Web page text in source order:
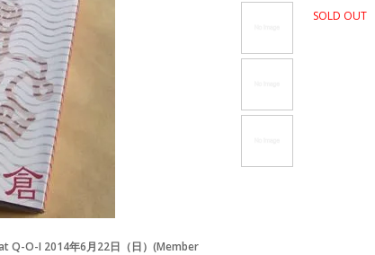
SOLD OUT
Q-O-I 2014年6月22日（日）(Member